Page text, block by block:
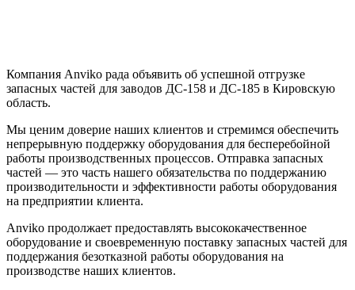
Компания Anviko рада объявить об успешной отгрузке
запасных частей для заводов ДС-158 и ДС-185 в Кировскую
область.
Мы ценим доверие наших клиентов и стремимся обеспечить
непрерывную поддержку оборудования для бесперебойной
работы производственных процессов. Отправка запасных
частей — это часть нашего обязательства по поддержанию
производительности и эффективности работы оборудования
на предприятии клиента.
Anviko продолжает предоставлять высококачественное
оборудование и своевременную поставку запасных частей для
поддержания безотказной работы оборудования на
производстве наших клиентов.